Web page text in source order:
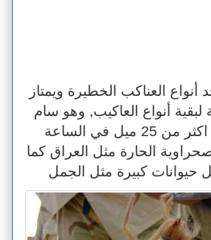
العناكب الخطيرة ويمتاز
لبقية أنواع العاكيب, وهو سام
وتصل سرعته الى اكثر من 25 ميل في الساعة
الحارة مثل العراق كما
حيوانات كبيرة مثل الجمل